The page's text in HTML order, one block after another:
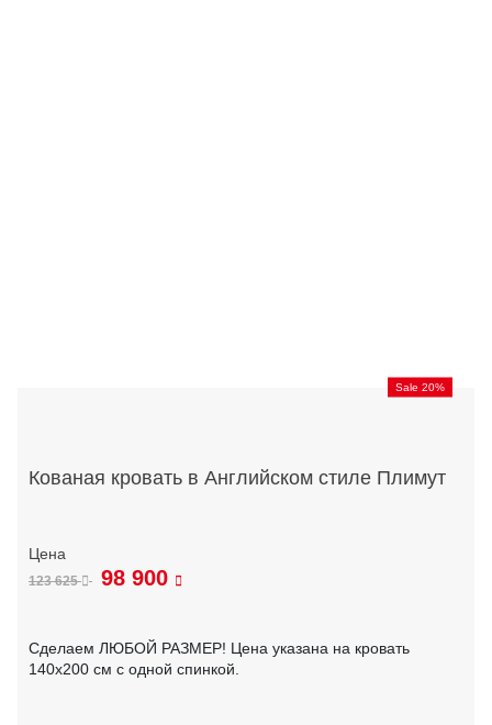
Sale 20%
Кованая кровать в Английском стиле Плимут
123 625 98 900
Сделаем ЛЮБОЙ РАЗМЕР! Цена указана на кровать
140х200 см с одной спинкой.